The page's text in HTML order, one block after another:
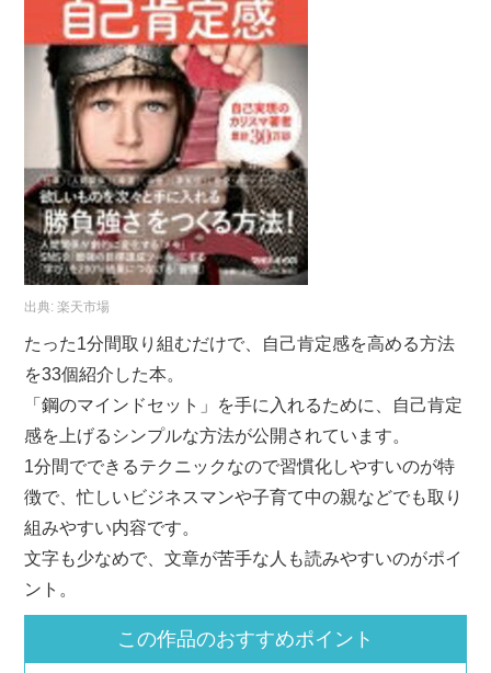
出典:楽天市場
たった1分間取り組むだけで、自己肯定感を高める方法
を33個紹介した本。
「鋼のマインドセット」を手に入れるために、自己肯定
感を上げるシンプルな方法が公開されています。
1分間でできるテクニックなので習慣化しやすいのが特
徴で、忙しいビジネスマンや子育て中の親などでも取り
組みやすい内容です。
文字も少なめで、文章が苦手な人も読みやすいのがポイ
ント。
この作品のおすすめポイント